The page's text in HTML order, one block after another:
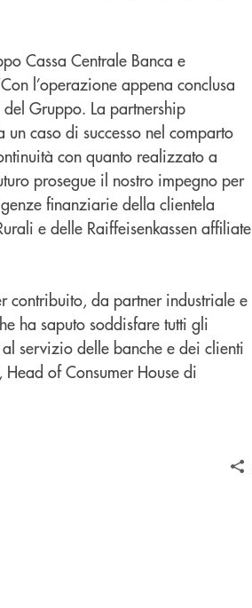
Cassa Centrale Banca e
l’operazione appena conclusa
Gruppo. La partnership
un caso di successo nel comparto
con quanto realizzato a
prosegue il nostro impegno per
finanziarie della clientela
e delle Raiffeisenkassen affiliate
contribuito, da partner industriale e
ha saputo soddisfare tutti gli
servizio delle banche e dei clienti
, Head of Consumer House di